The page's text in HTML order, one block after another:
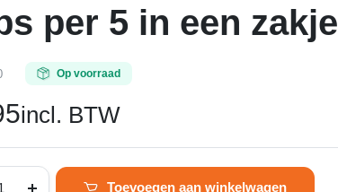
per 5 in een zakje
Op voorraad
incl. BTW
Toevoegen aan winkelwagen